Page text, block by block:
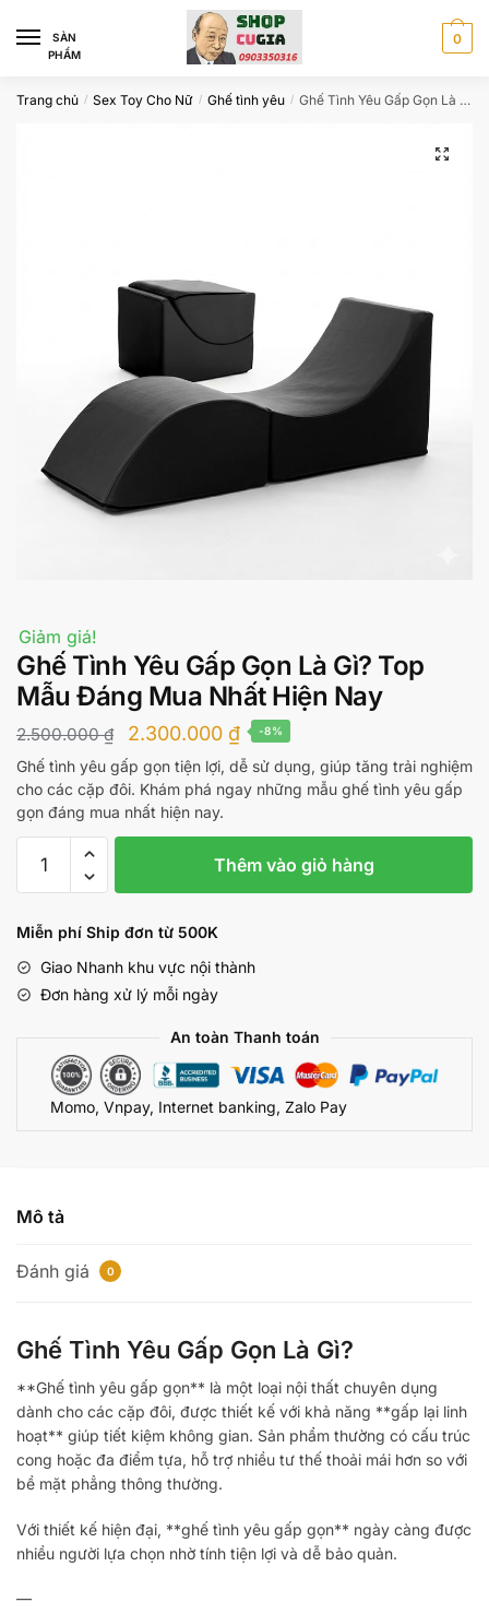
navigation
content
SÀN
PHẨM
0
Trang chủ / Sex Toy Cho Nữ / Ghế tình yêu / Ghế Tình Yêu Gấp Gọn Là Gì? Top Mẫu Đáng Mua Nhất Hiện Nay
Giảm giá!
Ghế Tình Yêu Gấp Gọn Là Gì? Top
Mẫu Đáng Mua Nhất Hiện Nay
2.500.000₫
Giá
gốc
là:
2.500.000 ₫.
2.300.000 ₫Giá
hiện
tại
2.300.000 ₫.
-8%
Ghế tình yêu gấp gọn tiện lợi, dễ sử dụng, giúp tăng trải nghiệm
cho các cặp đôi. Khám phá ngay những mẫu ghế tình yêu gấp
gọn đáng mua nhất hiện nay.
Tình
Gấp
Là
Gì?
Đáng
số
Thêm vào giỏ hàng
Miễn phí Ship đơn từ 500K
Giao Nhanh khu vực nội thành
Đơn hàng xử lý mỗi ngày
An toàn Thanh toán
Momo, Vnpay, Internet banking, Zalo Pay
Mô tả
Đánh giá 0
Ghế Tình Yêu Gấp Gọn Là Gì?
**Ghế tình yêu gấp gọn** là một loại nội thất chuyên dụng
dành cho các cặp đôi, được thiết kế với khả năng **gấp lại linh
hoạt** giúp tiết kiệm không gian. Sản phẩm thường có cấu trúc
cong hoặc đa điểm tựa, hỗ trợ nhiều tư thế thoải mái hơn so với
bề mặt phẳng thông thường.
Với thiết kế hiện đại, **ghế tình yêu gấp gọn** ngày càng được
nhiều người lựa chọn nhờ tính tiện lợi và dễ bảo quản.
—